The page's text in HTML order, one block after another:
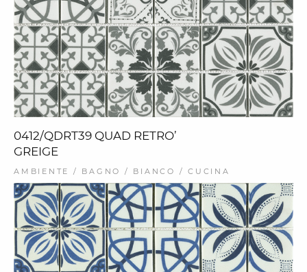
0412/QDRT39 QUAD RETRO’
GREIGE
AMBIENTE / BAGNO / BIANCO / CUCINA